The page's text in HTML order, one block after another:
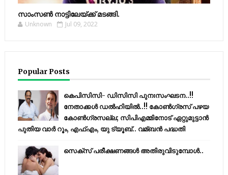
സാംസണ്‍ നാട്ടിലേയ്‌ക്ക് മടങ്ങി.
Unknown Jul 09, 2022
Popular Posts
കെപിസിസി- ഡിസിസി പുനഃസംഘടന..!!
നേതാക്കൾ ഡൽഹിയിൽ..!! കോണ്‍ഗ്രസ് പഴയ
കോണ്‍ഗ്രസല്ല; സിപിഎമ്മിനോട് ഏറ്റുമുട്ടാന്‍
പുതിയ വാര്‍ റൂം, എഫ്‌എം, യു ട്യൂബ്.. വമ്ബന്‍ പദ്ധതി
സെക്സ് പരീക്ഷണങ്ങൾ അതിരുവിടുമ്പോൾ..